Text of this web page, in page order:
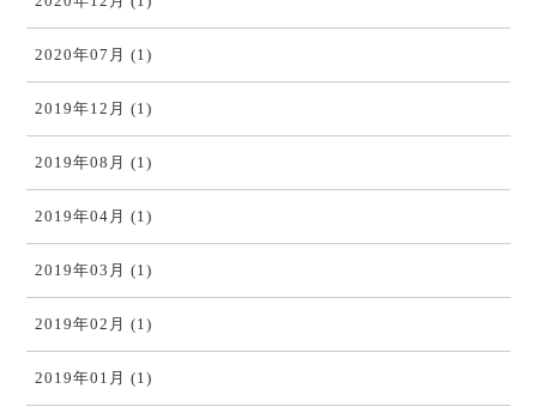
2020年07月 (1)
2019年12月 (1)
2019年08月 (1)
2019年04月 (1)
2019年03月 (1)
2019年02月 (1)
2019年01月 (1)